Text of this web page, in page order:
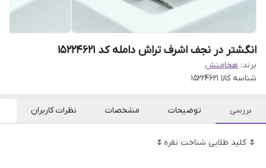
انگشتر در نجف اشرف تراش دامله کد 15224621
برند: هخامنش
شناسه کالا 15224621
بررسی توضیحات مشخصات نظرات کاربران
🌷 کلید طلایی شناخت نقره🌷